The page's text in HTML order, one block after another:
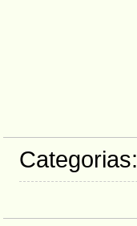
Categorias: